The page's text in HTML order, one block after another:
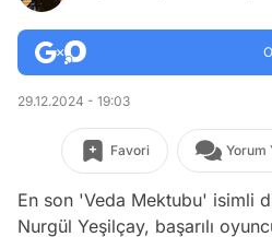
29.12.2024 - 19:03
Favori Yorum
En son 'Veda Mektubu' isimli
Nurgül Yeşilçay, başarılı